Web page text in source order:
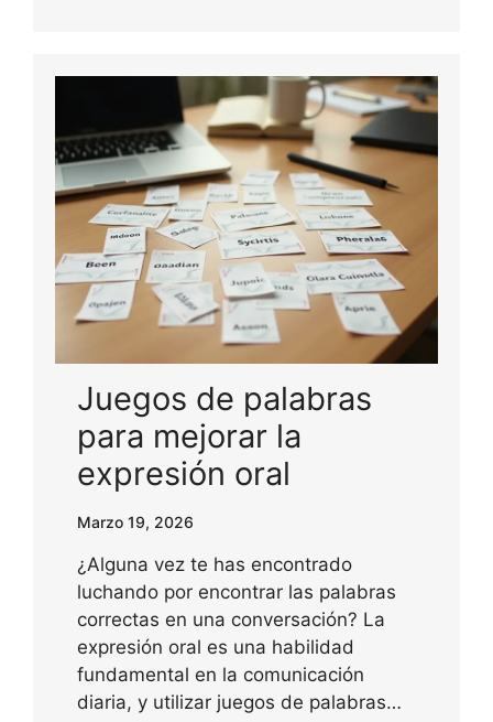
Juegos de palabras
para mejorar la
expresión oral
Marzo 19, 2026
¿Alguna vez te has encontrado
luchando por encontrar las palabras
correctas en una conversación? La
expresión oral es una habilidad
fundamental en la comunicación
diaria, y utilizar juegos de palabras…